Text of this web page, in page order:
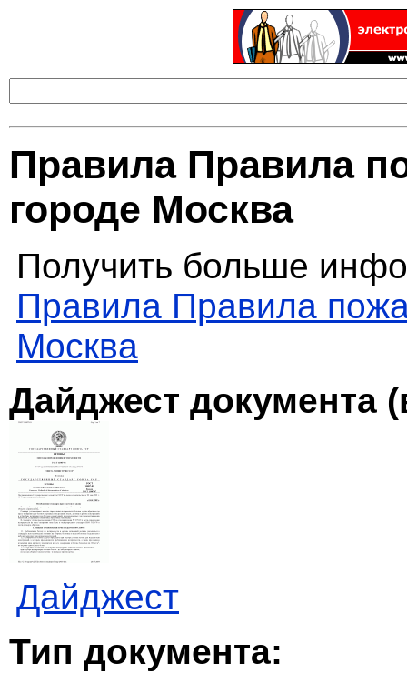
Правила Правила
городе Москва
Получить больше
Правила Правила
Москва
Дайджест документа
Дайджест
Тип документа: